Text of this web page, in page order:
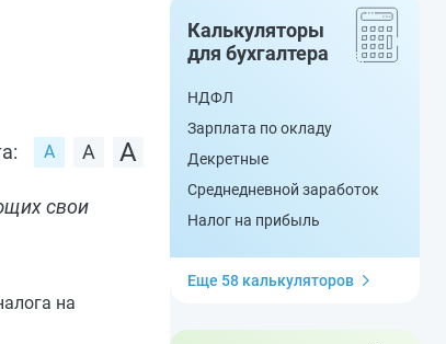
свои
на
Калькуляторы
для бухгалтера
НДФЛ
Зарплата по окладу
Декретные
Среднедневной заработок
Налог на прибыль
Еще 58 калькуляторов